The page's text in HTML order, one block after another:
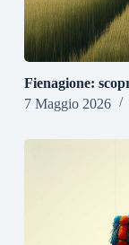
Fienagione:
7 Maggio 2026